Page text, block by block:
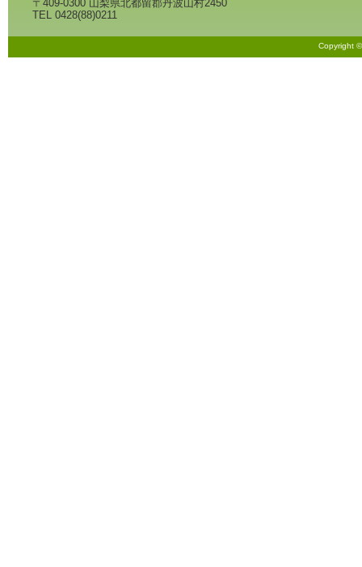
〒409-0300 山梨県北都留郡丹波山村2450
TEL 0428(88)0211
Copyright